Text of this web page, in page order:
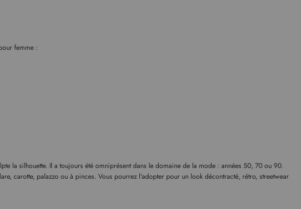
femme :
la silhouette. Il a toujours été omniprésent dans le domaine de la mode : années 50, 70 ou 90.
carotte, palazzo ou à pinces. Vous pourrez l'adopter pour un look décontracté, rétro, streetwear